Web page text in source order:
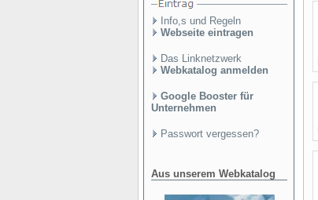
Info,s und Regeln
Webseite eintragen
Das Linknetzwerk
Webkatalog anmelden
Google Booster für
Unternehmen
Passwort vergessen?
Aus unserem Webkatalog